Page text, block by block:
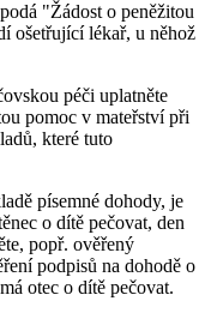
"Žádost o peněžitou
ošetřující lékař, u něhož
péči uplatněte
pomoc v mateřství při
které tuto
písemné dohody, je
o dítě pečovat, den
popř. ověřený
podpisů na dohodě o
otec o dítě pečovat.